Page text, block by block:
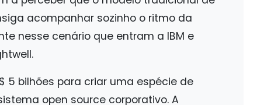
acompanhar sozinho o ritmo da
nesse cenário que entram a IBM e
5 bilhões para criar uma espécie de
open source corporativo. A